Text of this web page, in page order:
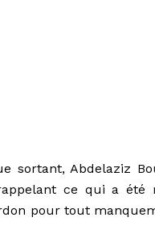
sortant, Abdelaziz
ce qui a été
pour tout